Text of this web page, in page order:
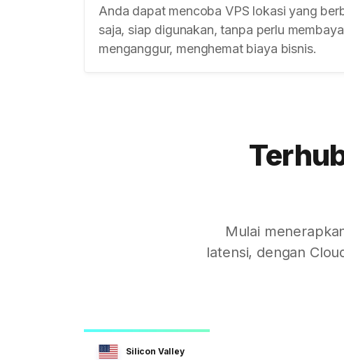
Anda dapat mencoba VPS lokasi yang
saja, siap digunakan, tanpa perlu
menganggur, menghemat biaya bisnis.
Mulai
latensi, dengan
Silicon Valley